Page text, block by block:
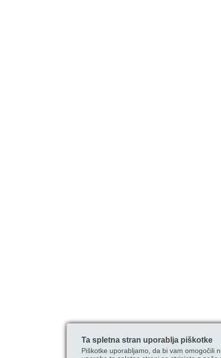
Ta spletna stran uporablja piškotke
Piškotke uporabljamo, da bi vam omogočili